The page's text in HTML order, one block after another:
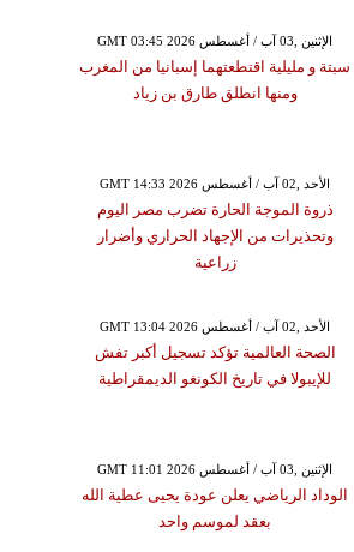
GMT 03:45 2026 الإثنين ,03 آب / أغسطس
سبتة و مليلية اقتطعتهما إسبانيا من المغرب
ومنها انطلق طارق بن زياد
GMT 14:33 2026 الأحد ,02 آب / أغسطس
ذروة الموجة الحارة تضرب مصر اليوم
وتحذيرات من الإجهاد الحراري وأضرار
زراعية
GMT 13:04 2026 الأحد ,02 آب / أغسطس
الصحة العالمية تؤكد تسجيل أكبر تفش
للإيبولا في تاريخ الكونغو الديمقراطية
GMT 11:01 2026 الإثنين ,03 آب / أغسطس
الوداد الرياضي يعلن عودة يحيى عطية الله
بعقد لموسم واحد